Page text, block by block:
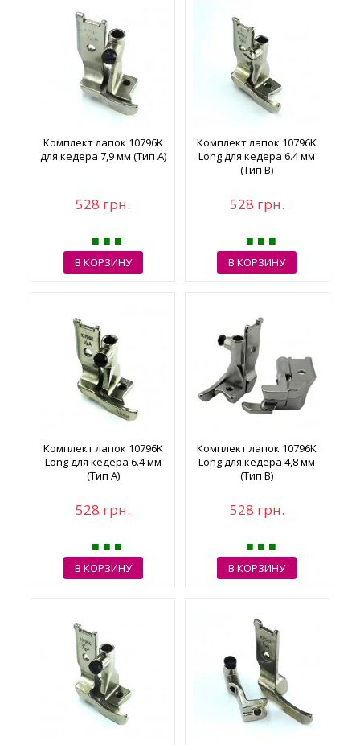
Комплект лапок 10796K
для кедера 7,9 мм (Тип A)
528 грн.
В КОРЗИНУ
Комплект лапок 10796K
Long для кедера 6.4 мм
(Тип B)
528 грн.
В КОРЗИНУ
Комплект лапок 10796K
Long для кедера 6.4 мм
(Тип A)
528 грн.
В КОРЗИНУ
Комплект лапок 10796K
Long для кедера 4,8 мм
(Тип B)
528 грн.
В КОРЗИНУ